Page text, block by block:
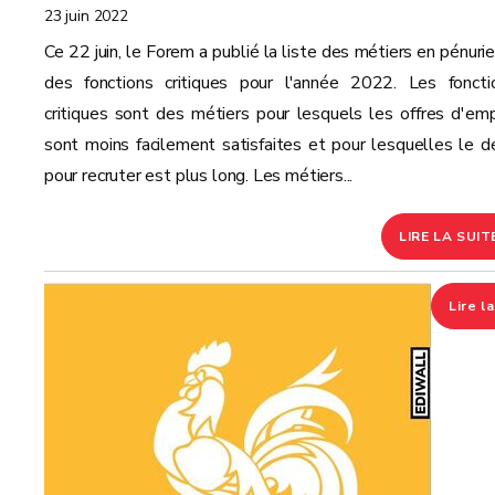
23 juin 2022
Ce 22 juin, le Forem a publié la liste des métiers en
des fonctions critiques pour l'année 2022. Les
critiques sont des métiers pour lesquels les offres
sont moins facilement satisfaites et pour lesquelles le
pour recruter est plus long. Les métiers...
LIRE LA
Lire la